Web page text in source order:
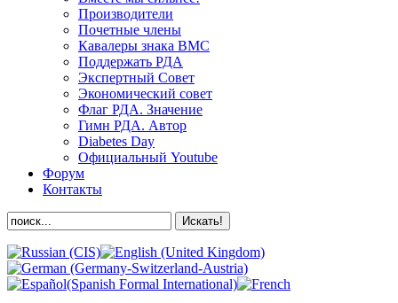
Производители
Почетные члены
Кавалеры знака ВМС
Поддержать РДА
Экспертный Совет
Экономический совет
Флаг РДА. Значение
Гимн РДА. Автор
Diabetes Day
Официальный Youtube
Форум
Контакты